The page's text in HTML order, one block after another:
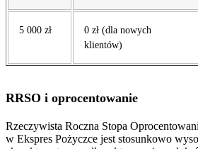
5 000 zł
0 zł (dla nowych
klientów)
RRSO i oprocentowanie
Rzeczywista Roczna Stopa
w Ekspres Pożyczce jest stosunkowo